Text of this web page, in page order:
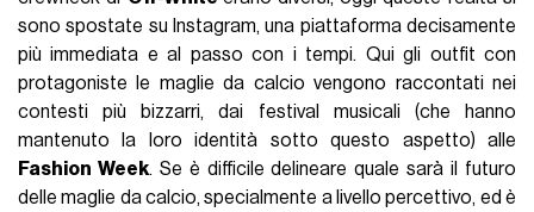
sono spostate su Instagram, una piattaforma decisamente
più immediata e al passo con i tempi. Qui gli outfit con
protagoniste le maglie da calcio vengono raccontati nei
contesti più bizzarri, dai festival musicali (che hanno
mantenuto la loro identità sotto questo aspetto) alle
Fashion Week. Se è difficile delineare quale sarà il futuro
delle maglie da calcio, specialmente a livello percettivo, ed è